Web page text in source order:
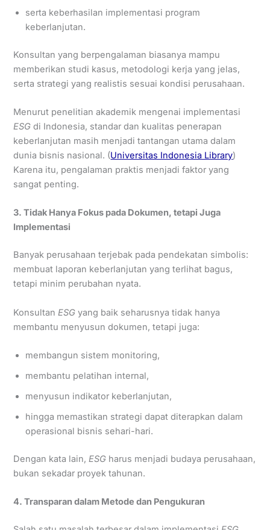
serta keberhasilan implementasi program
keberlanjutan.
Konsultan yang berpengalaman biasanya mampu
memberikan studi kasus, metodologi kerja yang jelas,
serta strategi yang realistis sesuai kondisi perusahaan.
Menurut penelitian akademik mengenai implementasi
ESG di Indonesia, standar dan kualitas penerapan
keberlanjutan masih menjadi tantangan utama dalam
dunia bisnis nasional. (Universitas Indonesia Library)
Karena itu, pengalaman praktis menjadi faktor yang
sangat penting.
3. Tidak Hanya Fokus pada Dokumen, tetapi Juga
Implementasi
Banyak perusahaan terjebak pada pendekatan simbolis:
membuat laporan keberlanjutan yang terlihat bagus,
tetapi minim perubahan nyata.
Konsultan ESG yang baik seharusnya tidak hanya
membantu menyusun dokumen, tetapi juga:
membangun sistem monitoring,
membantu pelatihan internal,
menyusun indikator keberlanjutan,
hingga memastikan strategi dapat diterapkan dalam
operasional bisnis sehari-hari.
Dengan kata lain,ESG harus menjadi budaya perusahaan,
bukan sekadar proyek tahunan.
4. Transparan dalam Metode dan Pengukuran